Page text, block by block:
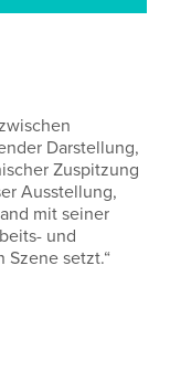
Darstellung,
Zuspitzung
Ausstellung,
mit seiner
und
Szene setzt.“